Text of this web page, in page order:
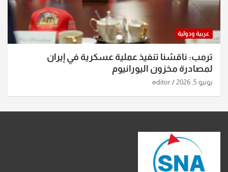
عربية ودولية
ترمب: ناقشنا تنفيذ عملية عسكرية في إيران
لمصادرة مخزون اليورانيوم
يونيو 5, 2026 editor